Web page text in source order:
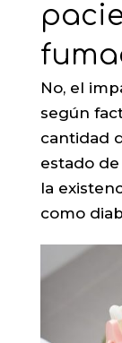
No, el
según
cantidad
estado
la
como